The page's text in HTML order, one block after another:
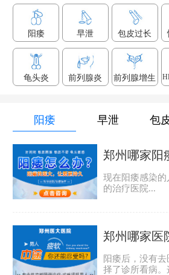
阳痿 早泄 包皮过长
龟头炎 前列腺炎 前列腺增生
阳痿 早泄 包
郑州哪家阳
现在阳痿感染
的治疗医院...
郑州哪家医
阳痿后，没有
择了诊所看病。